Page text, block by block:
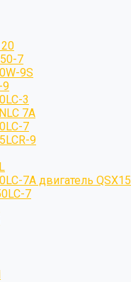
7
9S
9
3
7A
7
9
7A двигатель QSX15
7